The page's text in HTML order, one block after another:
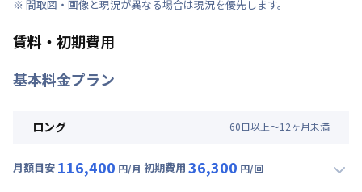
※ 間取図・画像と現況が異なる場合は現況を優先します。
賃料・初期費用
基本料金プラン
ロング 60日以上～12ヶ月未満
月額目安 116,400 円/月 初期費用 36,300 円/回